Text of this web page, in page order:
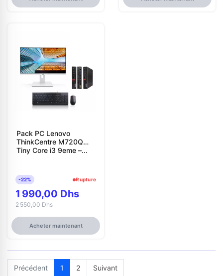
Pack PC Lenovo
ThinkCentre M720Q
Tiny Core i3 9eme –...
-22% Rupture
1 990,00 Dhs
2 550,00 Dhs
Acheter maintenant
Précédent 1 2 Suivant